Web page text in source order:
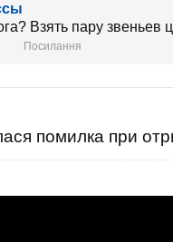
Взять пару звеньев
Посилання
помилка при